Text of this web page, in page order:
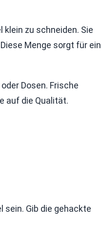
klein zu schneiden. Sie
Menge sorgt für ein
Dosen. Frische
auf die Qualität.
sein. Gib die gehackte